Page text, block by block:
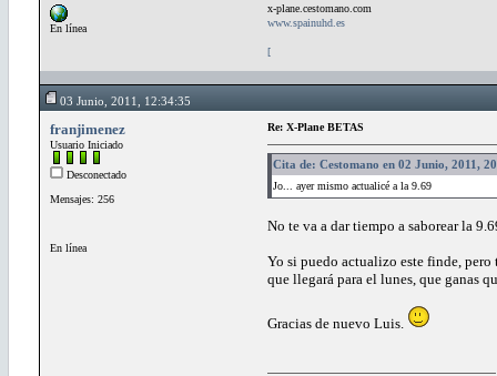
En línea
x-plane.cestomano.com
www.spainuhd.es
[
03 Junio, 2011, 12:34:35
franjimenez
Usuario Iniciado
Desconectado
Mensajes: 256
En línea
Re: X-Plane BETAS
Cita de: Cestomano en 02 Junio, 2011,
Jo... ayer mismo actualicé a la 9.69
No te va a dar tiempo a saborear la
Yo si puedo actualizo este finde,
que llegará para el lunes, que ganas
Gracias de nuevo Luis.